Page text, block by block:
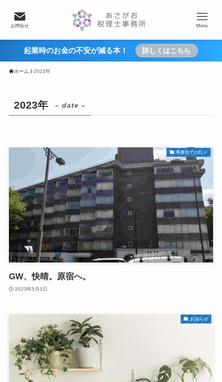
お問合せ Menu
起業時のお金の不安が減る本！ 詳しくはこちら
ホーム 2023年
2023年 – date –
事務所での日々
GW、快晴。原宿へ。
2023年5月1日
お知らせ